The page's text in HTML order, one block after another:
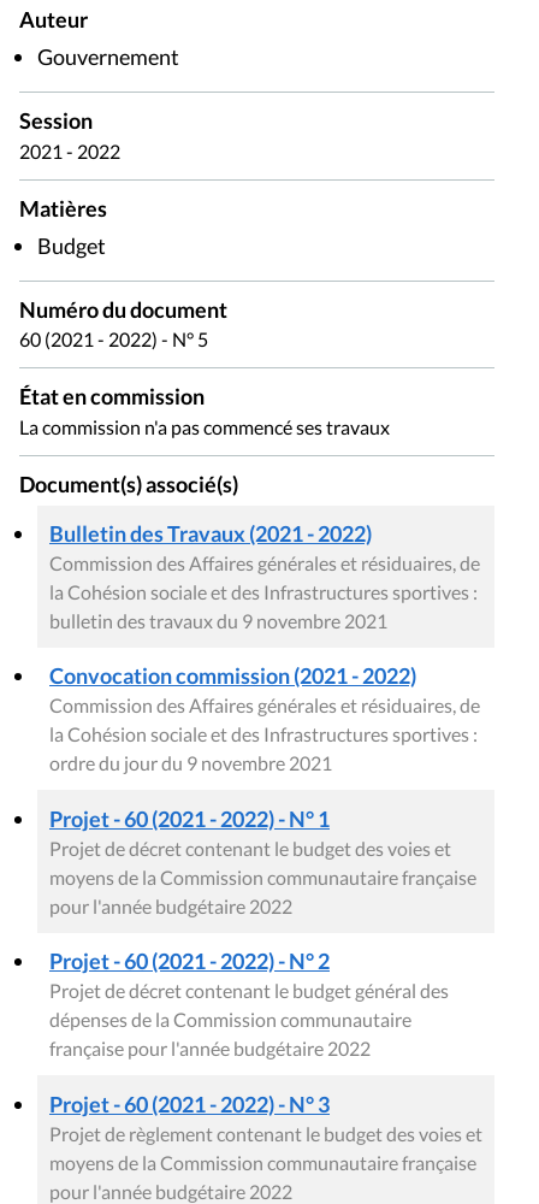
Auteur
Gouvernement
Session
2021 - 2022
Matières
Budget
Numéro du document
60 (2021 - 2022) - N° 5
État en commission
La commission n'a pas commencé ses travaux
Document(s) associé(s)
Bulletin des Travaux (2021 - 2022)
Commission des Affaires générales et résiduaires, de
la Cohésion sociale et des Infrastructures sportives :
bulletin des travaux du 9 novembre 2021
Convocation commission (2021 - 2022)
Commission des Affaires générales et résiduaires, de
la Cohésion sociale et des Infrastructures sportives :
ordre du jour du 9 novembre 2021
Projet - 60 (2021 - 2022) - N° 1
Projet de décret contenant le budget des voies et
moyens de la Commission communautaire française
pour l'année budgétaire 2022
Projet - 60 (2021 - 2022) - N° 2
Projet de décret contenant le budget général des
dépenses de la Commission communautaire
française pour l'année budgétaire 2022
Projet - 60 (2021 - 2022) - N° 3
Projet de règlement contenant le budget des voies et
moyens de la Commission communautaire française
pour l'année budgétaire 2022